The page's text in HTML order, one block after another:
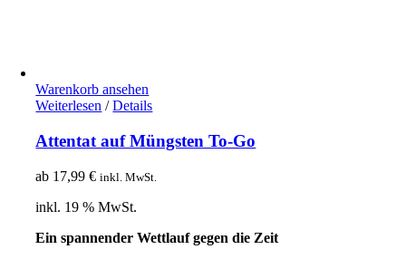
Warenkorb ansehen
Weiterlesen / Details
Attentat auf Müngsten To-Go
ab 17,99€ inkl. MwSt.
inkl. 19 % MwSt.
Ein spannender Wettlauf gegen die Zeit